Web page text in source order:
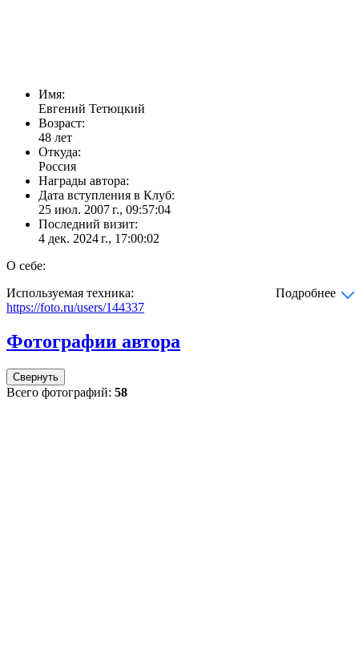
Имя:
Евгений Тетюцкий
Возраст:
48 лет
Откуда:
Россия
Награды автора:
Дата вступления в Клуб:
25 июл. 2007 г., 09:57:04
Последний визит:
4 дек. 2024 г., 17:00:02
О себе:
Используемая техника:
Подробнее
https://foto.ru/users/144337
Фотографии автора
Свернуть
Всего фотографий: 58